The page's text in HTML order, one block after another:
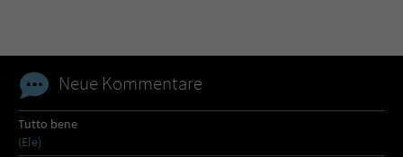
Neue Kommentare
Tutto bene
(Ele)